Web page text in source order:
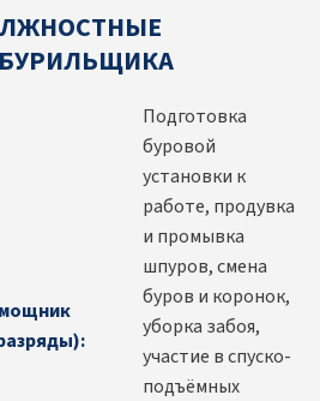
Подготовка
буровой
установки к
работе, продувка
и промывка
шпуров, смена
буров и коронок,
уборка забоя,
участие в спуско-
подъёмных